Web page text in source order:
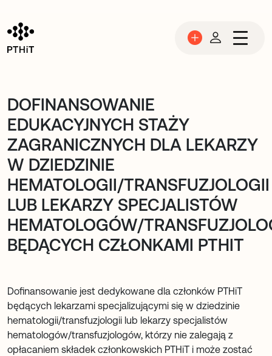
DOFINANSOWANIE
EDUKACYJNYCH STAŻY
ZAGRANICZNYCH DLA LEKARZY
W DZIEDZINIE
HEMATOLOGII/TRANSFUZJOLOGII
LUB LEKARZY SPECJALISTÓW
HEMATOLOGÓW/
BĘDĄCYCH CZŁONKAMI PTHIT
Dofinansowanie jest dedykowane dla członków PTHiT
będących lekarzami specjalizującymi się w dziedzinie
hematologii/transfuzjologii lub lekarzy specjalistów
hematologów/transfuzjologów, którzy nie zalegają z
opłacaniem składek członkowskich PTHiT i może zostać